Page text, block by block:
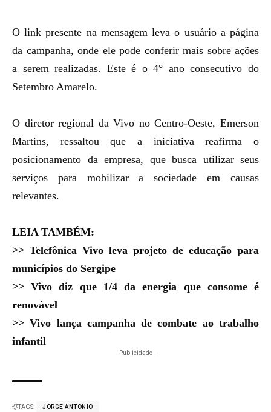
O link presente na mensagem leva o usuário a página
da campanha, onde ele pode conferir mais sobre ações
a serem realizadas. Este é o 4° ano consecutivo do
Setembro Amarelo.
O diretor regional da Vivo no Centro-Oeste, Emerson
Martins, ressaltou que a iniciativa reafirma o
posicionamento da empresa, que busca utilizar seus
serviços para mobilizar a sociedade em causas
relevantes.
LEIA TAMBÉM:
>> Telefônica Vivo leva projeto de educação para
municípios do Sergipe
>>Vivo diz que 1/4 da energia que consome é
renovável
>>Vivo lança campanha de combate ao trabalho
infantil
- Publicidade -
TAGS: JORGE ANTONIO